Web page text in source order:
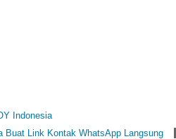
Indonesia
Buat Link Kontak WhatsApp Langsung